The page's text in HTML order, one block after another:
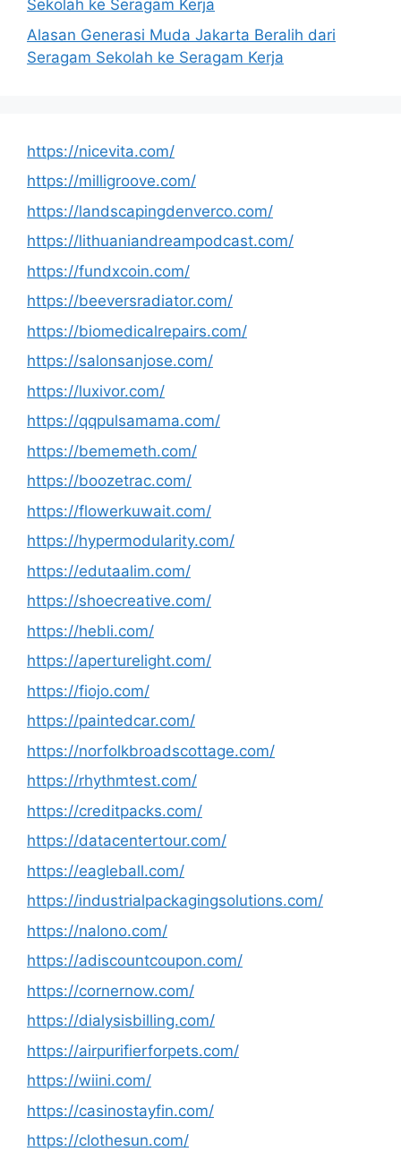
Sekolah ke Seragam Kerja
Alasan Generasi Muda Jakarta Beralih dari
Seragam Sekolah ke Seragam Kerja
https://nicevita.com/
https://milligroove.com/
https://landscapingdenverco.com/
https://lithuaniandreampodcast.com/
https://fundxcoin.com/
https://beeversradiator.com/
https://biomedicalrepairs.com/
https://salonsanjose.com/
https://luxivor.com/
https://qqpulsamama.com/
https://bememeth.com/
https://boozetrac.com/
https://flowerkuwait.com/
https://hypermodularity.com/
https://edutaalim.com/
https://shoecreative.com/
https://hebli.com/
https://aperturelight.com/
https://fiojo.com/
https://paintedcar.com/
https://norfolkbroadscottage.com/
https://rhythmtest.com/
https://creditpacks.com/
https://datacentertour.com/
https://eagleball.com/
https://industrialpackagingsolutions.com/
https://nalono.com/
https://adiscountcoupon.com/
https://cornernow.com/
https://dialysisbilling.com/
https://airpurifierforpets.com/
https://wiini.com/
https://casinostayfin.com/
https://clothesun.com/